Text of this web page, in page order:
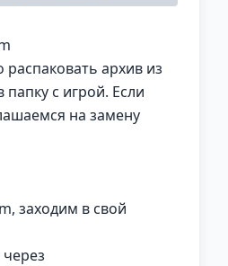
архив из
папку с игрой. Если
на замену
заходим в свой